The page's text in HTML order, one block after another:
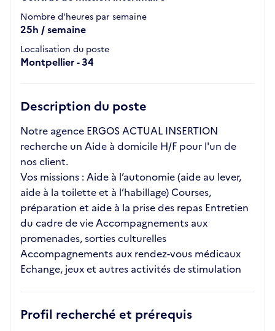
Nombre d'heures par semaine
25h / semaine
Localisation du poste
Montpellier - 34
Description du poste
Notre agence ERGOS ACTUAL INSERTION
recherche un Aide à domicile H/F pour l'un de
nos client.
Vos missions : Aide à l’autonomie (aide au lever,
aide à la toilette et à l’habillage) Courses,
préparation et aide à la prise des repas Entretien
du cadre de vie Accompagnements aux
promenades, sorties culturelles
Accompagnements aux rendez-vous médicaux
Echange, jeux et autres activités de stimulation
Profil recherché et prérequis